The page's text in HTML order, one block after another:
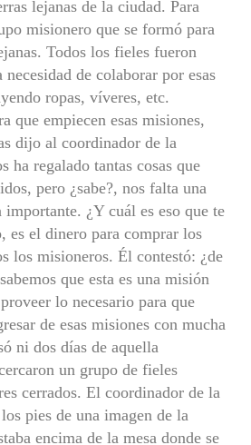
lejanas de la ciudad. Para
misionero que se formó para
Todos los fieles fueron
de colaborar por esas
ropas, víveres, etc.
que empiecen esas misiones,
dijo al coordinador de la
ha regalado tantas cosas que
pero ¿sabe?, nos falta una
importante. ¿Y cuál es eso que te
es el dinero para comprar los
los misioneros. Él contestó: ¿de
que esta es una misión
lo necesario para que
de esas misiones con mucha
ni dos días de aquella
un grupo de fieles
cerrados. El coordinador de la
pies de una imagen de la
encima de la mesa donde se